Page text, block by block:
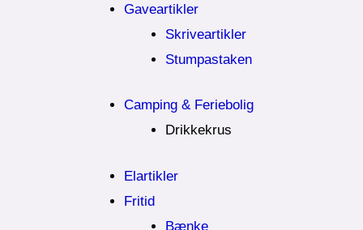
Gaveartikler
Skriveartikler
Stumpastaken
Camping & Feriebolig
Drikkekrus
Elartikler
Fritid
Bænke